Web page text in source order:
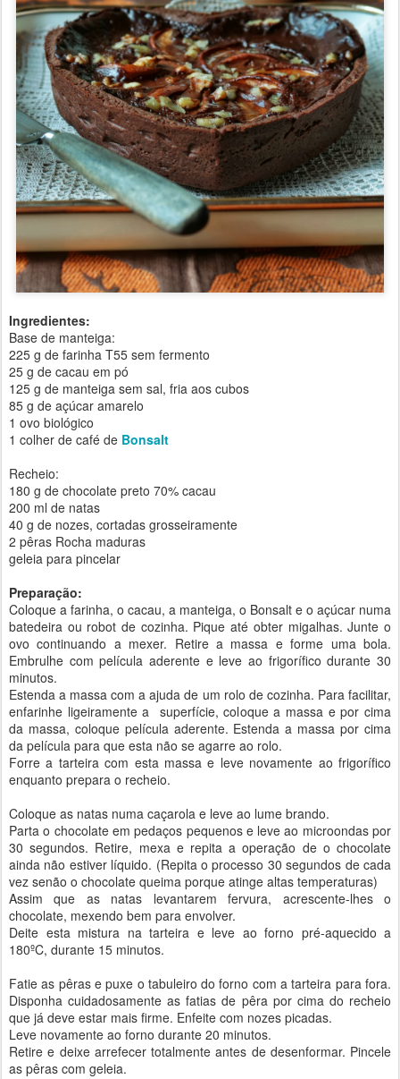
Ingredientes:
Base de manteiga:
225 g de farinha T55 sem fermento
25 g de cacau em pó
125 g de manteiga sem sal, fria aos cubos
85 g de açúcar amarelo
1 ovo biológico
1 colher de café de Bonsalt
Recheio:
180 g de chocolate preto 70% cacau
200 ml de natas
40 g de nozes, cortadas grosseiramente
2 pêras Rocha maduras
geleia para pincelar
Preparação:
Coloque a farinha, o cacau, a manteiga, o Bonsalt e o açúcar numa
batedeira ou robot de cozinha. Pique até obter migalhas. Junte o
ovo continuando a mexer. Retire a massa e forme uma bola.
Embrulhe com película aderente e leve ao frigorífico durante 30
minutos.
Estenda a massa com a ajuda de um rolo de cozinha. Para facilitar,
enfarinhe ligeiramente a superfície, coloque a massa e por cima
da massa, coloque película aderente. Estenda a massa por cima
da película para que esta não se agarre ao rolo.
Forre a tarteira com esta massa e leve novamente ao frigorífico
enquanto prepara o recheio.
Coloque as natas numa caçarola e leve ao lume brando.
Parta o chocolate em pedaços pequenos e leve ao microondas por
30 segundos. Retire, mexa e repita a operação de o chocolate
ainda não estiver líquido. (Repita o processo 30 segundos de cada
vez senão o chocolate queima porque atinge altas temperaturas)
Assim que as natas levantarem fervura, acrescente-lhes o
chocolate, mexendo bem para envolver.
Deite esta mistura na tarteira e leve ao forno pré-aquecido a
180ºC, durante 15 minutos.
Fatie as pêras e puxe o tabuleiro do forno com a tarteira para fora.
Disponha cuidadosamente as fatias de pêra por cima do recheio
que já deve estar mais firme. Enfeite com nozes picadas.
Leve novamente ao forno durante 20 minutos.
Retire e deixe arrefecer totalmente antes de desenformar. Pincele
as pêras com geleia.